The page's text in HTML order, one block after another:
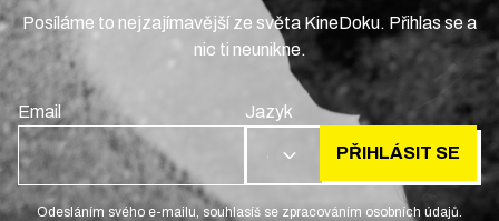
Posíláme to nejzajímavější ze světa KineDoku. Přihlas se a
nic ti neunikne.
Email Jazyk
CS PŘIHLÁSIT SE
Odesláním svého e-mailu, souhlasíš se zpracováním osobních údajů.